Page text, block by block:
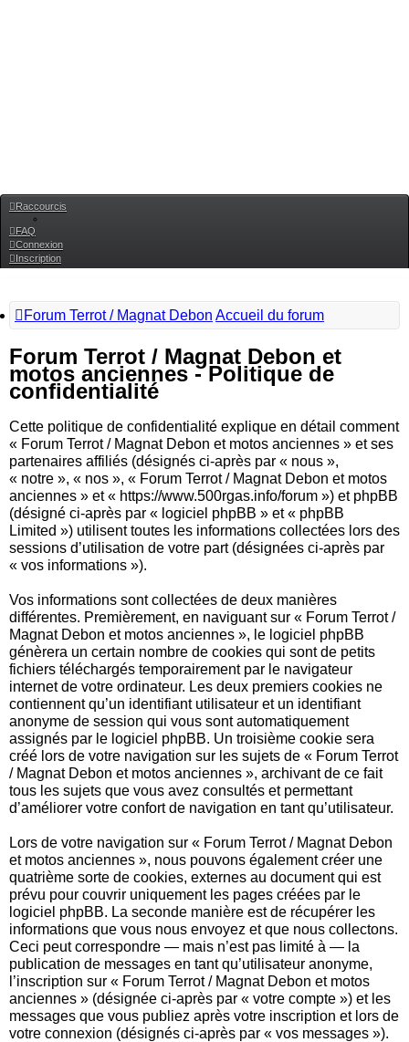
Raccourcis
FAQ
Connexion
Inscription
Forum Terrot / Magnat Debon Accueil du forum
Forum Terrot / Magnat Debon et
motos anciennes - Politique de
confidentialité
Cette politique de confidentialité explique en détail comment
« Forum Terrot / Magnat Debon et motos anciennes » et ses
partenaires affiliés (désignés ci-après par « nous »,
« notre », « nos », « Forum Terrot / Magnat Debon et motos
anciennes » et « https://www.500rgas.info/forum ») et phpBB
(désigné ci-après par « logiciel phpBB » et « phpBB
Limited ») utilisent toutes les informations collectées lors des
sessions d’utilisation de votre part (désignées ci-après par
« vos informations »).
Vos informations sont collectées de deux manières
différentes. Premièrement, en naviguant sur « Forum Terrot /
Magnat Debon et motos anciennes », le logiciel phpBB
génèrera un certain nombre de cookies qui sont de petits
fichiers téléchargés temporairement par le navigateur
internet de votre ordinateur. Les deux premiers cookies ne
contiennent qu’un identifiant utilisateur et un identifiant
anonyme de session qui vous sont automatiquement
assignés par le logiciel phpBB. Un troisième cookie sera
créé lors de votre navigation sur les sujets de « Forum Terrot
/ Magnat Debon et motos anciennes », archivant de ce fait
tous les sujets que vous avez consultés et permettant
d’améliorer votre confort de navigation en tant qu’utilisateur.
Lors de votre navigation sur « Forum Terrot / Magnat Debon
et motos anciennes », nous pouvons également créer une
quatrième sorte de cookies, externes au document qui est
prévu pour couvrir uniquement les pages créées par le
logiciel phpBB. La seconde manière est de récupérer les
informations que vous nous envoyez et que nous collectons.
Ceci peut correspondre — mais n’est pas limité à — la
publication de messages en tant qu’utilisateur anonyme,
l’inscription sur « Forum Terrot / Magnat Debon et motos
anciennes » (désignée ci-après par « votre compte ») et les
messages que vous publiez après votre inscription et lors de
votre connexion (désignés ci-après par « vos messages »).